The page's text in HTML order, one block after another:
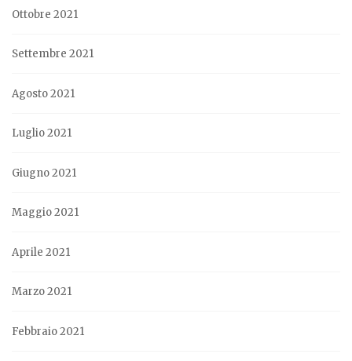
Ottobre 2021
Settembre 2021
Agosto 2021
Luglio 2021
Giugno 2021
Maggio 2021
Aprile 2021
Marzo 2021
Febbraio 2021